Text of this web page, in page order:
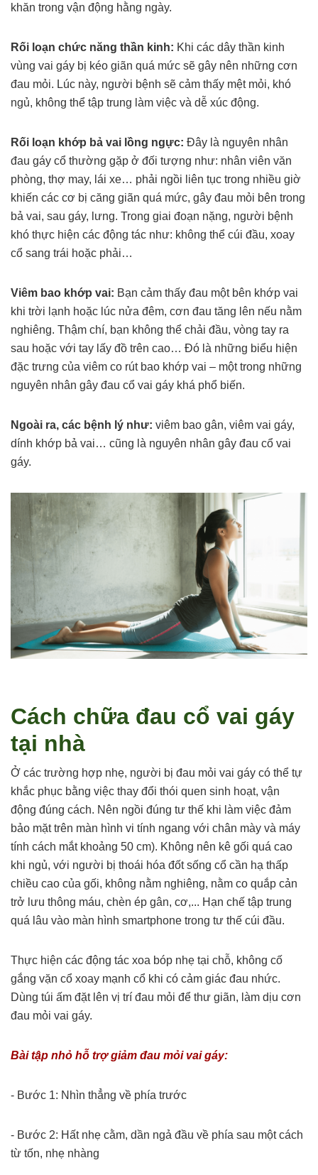
khăn trong vận động hằng ngày.
Rối loạn chức năng thần kinh: Khi các dây thần kinh
vùng vai gáy bị kéo giãn quá mức sẽ gây nên những cơn
đau mỏi. Lúc này, người bệnh sẽ cảm thấy mệt mỏi, khó
ngủ, không thể tập trung làm việc và dễ xúc động.
Rối loạn khớp bả vai lồng ngực: Đây là nguyên nhân
đau gáy cổ thường gặp ở đối tượng như: nhân viên văn
phòng, thợ may, lái xe… phải ngồi liên tục trong nhiều giờ
khiến các cơ bị căng giãn quá mức, gây đau mỏi bên trong
bả vai, sau gáy, lưng. Trong giai đoạn nặng, người bệnh
khó thực hiện các động tác như: không thể cúi đầu, xoay
cổ sang trái hoặc phải…
Viêm bao khớp vai: Bạn cảm thấy đau một bên khớp vai
khi trời lạnh hoặc lúc nửa đêm, cơn đau tăng lên nếu nằm
nghiêng. Thậm chí, bạn không thể chải đầu, vòng tay ra
sau hoặc với tay lấy đồ trên cao… Đó là những biểu hiện
đặc trưng của viêm co rút bao khớp vai – một trong những
nguyên nhân gây đau cổ vai gáy khá phổ biến.
Ngoài ra, các bệnh lý như: viêm bao gân, viêm vai gáy,
dính khớp bả vai… cũng là nguyên nhân gây đau cổ vai
gáy.
Cách chữa đau cổ vai gáy
tại nhà
Ở các trường hợp nhẹ, người bị đau mỏi vai gáy có thể tự
khắc phục bằng việc thay đổi thói quen sinh hoạt, vận
động đúng cách. Nên ngồi đúng tư thế khi làm việc đảm
bảo mặt trên màn hình vi tính ngang với chân mày và máy
tính cách mắt khoảng 50 cm). Không nên kê gối quá cao
khi ngủ, với người bị thoái hóa đốt sống cổ cần hạ thấp
chiều cao của gối, không nằm nghiêng, nằm co quắp cản
trở lưu thông máu, chèn ép gân, cơ,... Hạn chế tập trung
quá lâu vào màn hình smartphone trong tư thế cúi đầu.
Thực hiện các động tác xoa bóp nhẹ tại chỗ, không cố
gắng vặn cổ xoay mạnh cổ khi có cảm giác đau nhức.
Dùng túi ấm đặt lên vị trí đau mỏi để thư giãn, làm dịu cơn
đau mỏi vai gáy.
Bài tập nhỏ hỗ trợ giảm đau mỏi vai gáy:
- Bước 1: Nhìn thẳng về phía trước
- Bước 2: Hất nhẹ cằm, dần ngả đầu về phía sau một cách
từ tốn, nhẹ nhàng